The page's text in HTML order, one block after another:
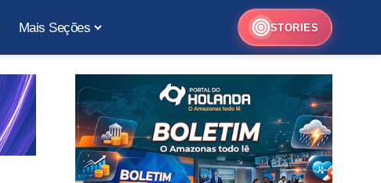
Mais Seções STORIES